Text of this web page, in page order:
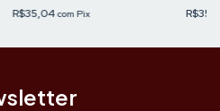
R$35,04com Pix